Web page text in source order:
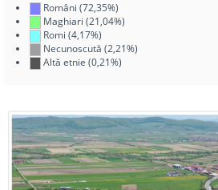
Români (72,35%)
Maghiari (21,04%)
Romi (4,17%)
Necunoscută (2,21%)
Altă etnie (0,21%)